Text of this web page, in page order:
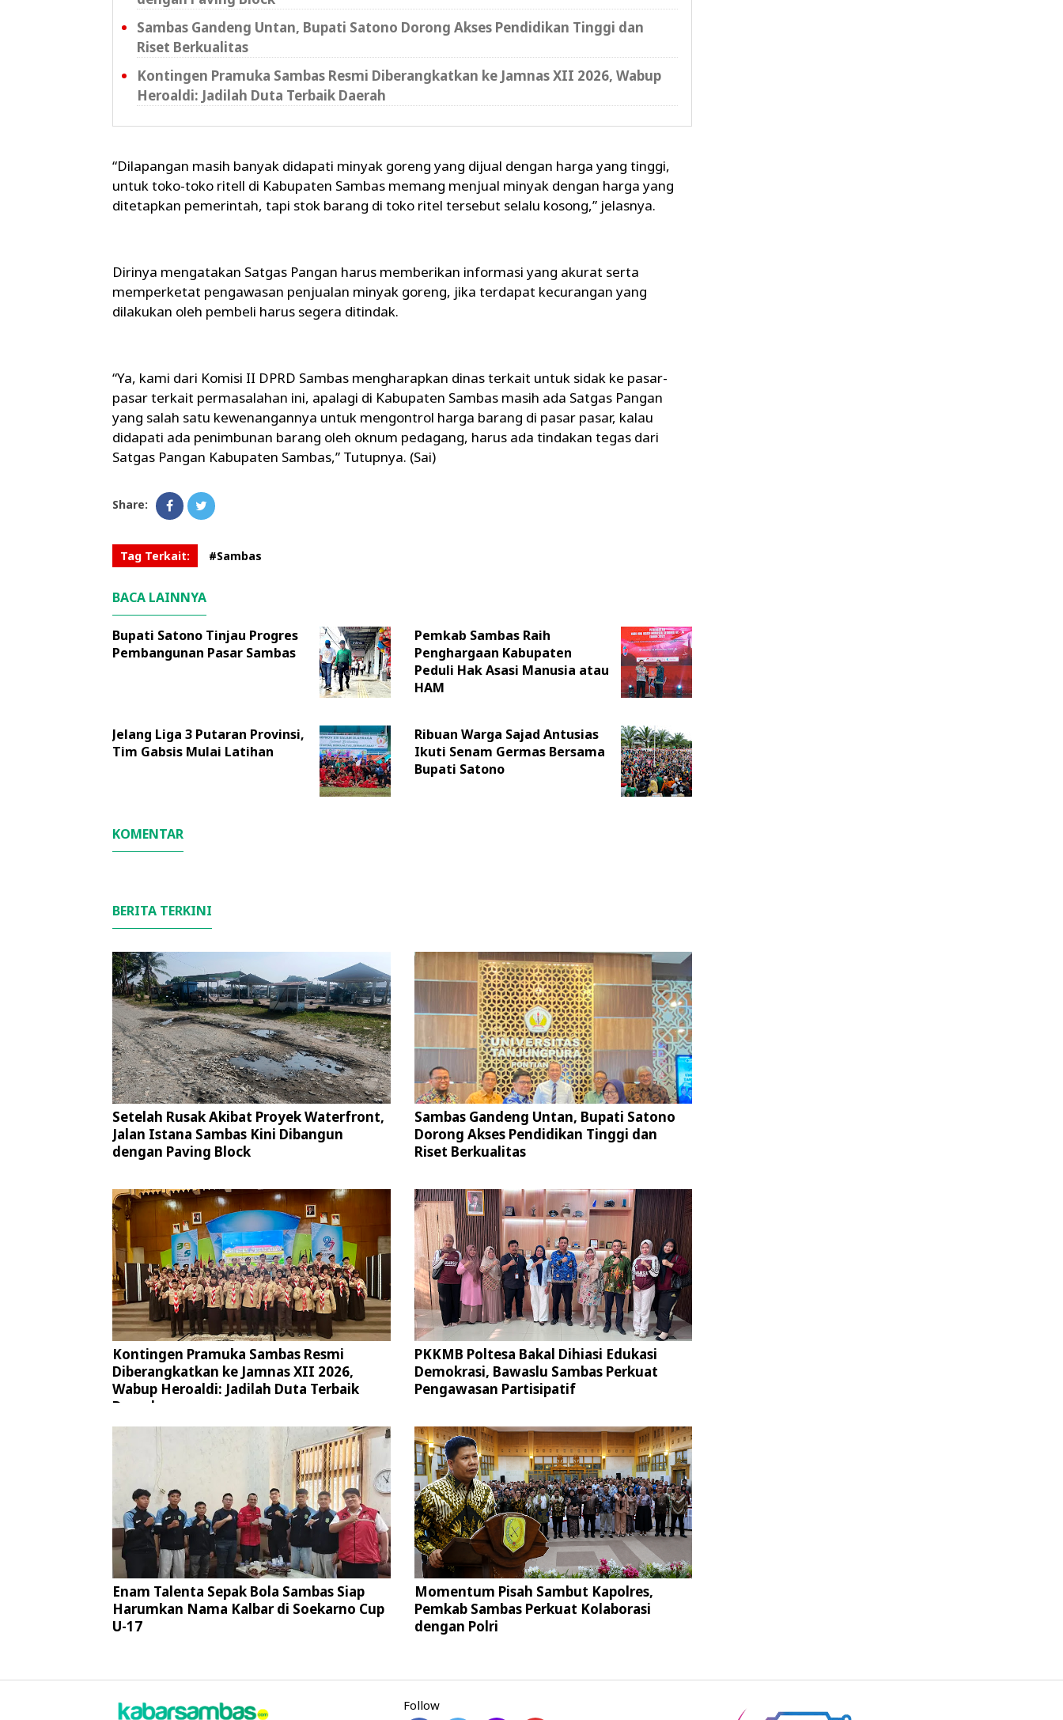
Sambas Gandeng Untan, Bupati Satono Dorong Akses Pendidikan Tinggi dan
Riset Berkualitas
Kontingen Pramuka Sambas Resmi Diberangkatkan ke Jamnas XII 2026, Wabup
Heroaldi: Jadilah Duta Terbaik Daerah
“Dilapangan masih banyak didapati minyak goreng yang dijual dengan harga yang tinggi,
untuk toko-toko ritell di Kabupaten Sambas memang menjual minyak dengan harga yang
ditetapkan pemerintah, tapi stok barang di toko ritel tersebut selalu kosong,” jelasnya.
Dirinya mengatakan Satgas Pangan harus memberikan informasi yang akurat serta
memperketat pengawasan penjualan minyak goreng, jika terdapat kecurangan yang
dilakukan oleh pembeli harus segera ditindak.
“Ya, kami dari Komisi II DPRD Sambas mengharapkan dinas terkait untuk sidak ke pasar-
pasar terkait permasalahan ini, apalagi di Kabupaten Sambas masih ada Satgas Pangan
yang salah satu kewenangannya untuk mengontrol harga barang di pasar pasar, kalau
didapati ada penimbunan barang oleh oknum pedagang, harus ada tindakan tegas dari
Satgas Pangan Kabupaten Sambas,” Tutupnya. (Sai)
Share:
Tag Terkait: #Sambas
BACA LAINNYA
Bupati Satono Tinjau Progres
Pembangunan Pasar Sambas
Pemkab Sambas Raih
Penghargaan Kabupaten
Peduli Hak Asasi Manusia atau
HAM
Jelang Liga 3 Putaran Provinsi,
Tim Gabsis Mulai Latihan
Ribuan Warga Sajad Antusias
Ikuti Senam Germas Bersama
Bupati Satono
KOMENTAR
BERITA TERKINI
Setelah Rusak Akibat Proyek Waterfront,
Jalan Istana Sambas Kini Dibangun
dengan Paving Block
Sambas Gandeng Untan, Bupati Satono
Dorong Akses Pendidikan Tinggi dan
Riset Berkualitas
Kontingen Pramuka Sambas Resmi
Diberangkatkan ke Jamnas XII 2026,
Wabup Heroaldi: Jadilah Duta Terbaik
Daerah
PKKMB Poltesa Bakal Dihiasi Edukasi
Demokrasi, Bawaslu Sambas Perkuat
Pengawasan Partisipatif
Enam Talenta Sepak Bola Sambas Siap
Harumkan Nama Kalbar di Soekarno Cup
U-17
Momentum Pisah Sambut Kapolres,
Pemkab Sambas Perkuat Kolaborasi
dengan Polri
Follow